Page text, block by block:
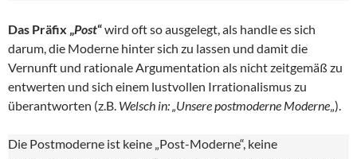
Das Präfix „Post“wird oft so ausgelegt, als handle es sich
darum, die Moderne hinter sich zu lassen und damit die
Vernunft und rationale Argumentation als nicht zeitgemäß zu
entwerten und sich einem lustvollen Irrationalismus zu
überantworten (z.B. Welsch in: „Unsere postmoderne Moderne„).
Die Postmoderne ist keine „Post-Moderne“, keine